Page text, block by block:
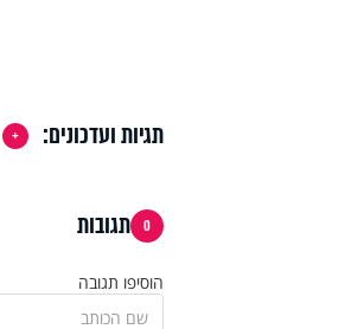
תגיות ועדכונים:
0 תגובות
הוסיפו תגובה